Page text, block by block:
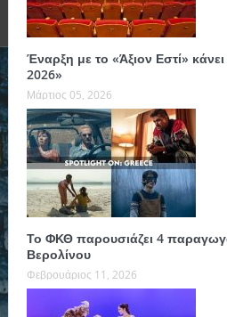
Έναρξη με το «Άξιον Εστί»
2026»
Μάρτιος 05, 2026
Το ΦΚΘ παρουσιάζει 4
Βερολίνου
Φεβρουάριος 11, 2026